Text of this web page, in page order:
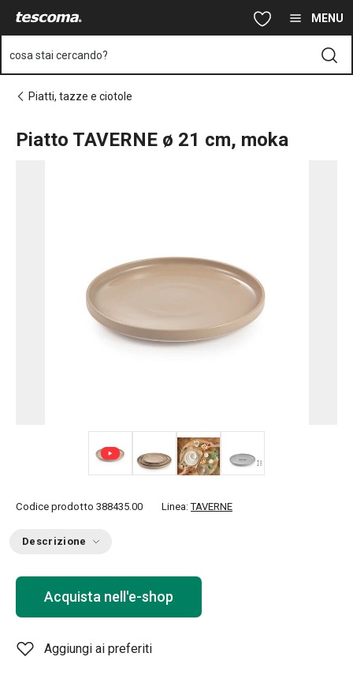
Vai al contenuto principale MENU
cosa stai cercando?
Piatti, tazze e ciotole
Piatto TAVERNE ø 21 cm, moka
Codice prodotto 388435.00 Linea:TAVERNE
Descrizione
Acquista nell'e-shop
Aggiungi ai preferiti